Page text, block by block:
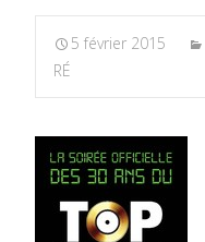
5 février 2015
RÉ